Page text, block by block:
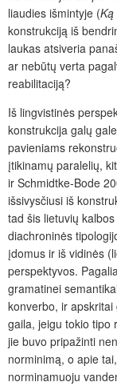
liaudies išmintyje (Ką
konstrukciją iš
laukas atsiveria
ar nebūtų verta
reabilitaciją?
Iš lingvistinės
konstrukcija galų
pavieniams
įtikinamų paralelių,
ir Schmidtke-Bode
išsivysčiusi iš
tad šis lietuvių
diachroninės
įdomus ir iš vidinės
perspektyvos.
gramatinei
konverbo, ir
gaila, jeigu tokio tipo
jie buvo pripažinti
norminimą, o apie
norminamuoju